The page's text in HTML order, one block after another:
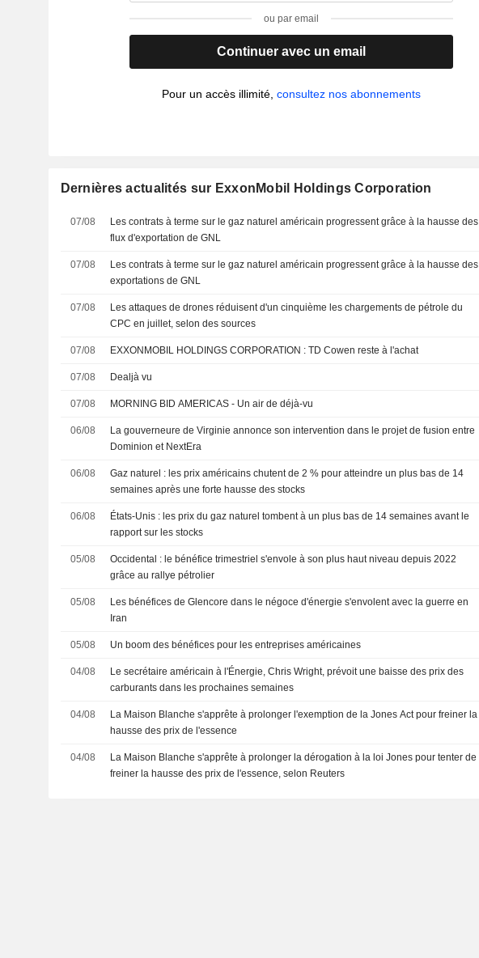
ou par email
Continuer avec un email
Pour un accès illimité,consultez nos abonnements
Dernières actualités sur ExxonMobil Holdings Corporation
07/08
Les contrats à terme sur le gaz naturel américain progressent grâce à la hausse des
flux d'exportation de GNL
07/08
Les contrats à terme sur le gaz naturel américain progressent grâce à la hausse des
exportations de GNL
07/08
Les attaques de drones réduisent d'un cinquième les chargements de pétrole du
CPC en juillet, selon des sources
07/08 EXXONMOBIL HOLDINGS CORPORATION : TD Cowen reste à l'achat
07/08 Dealjà vu
07/08 MORNING BID AMERICAS - Un air de déjà-vu
06/08
La gouverneure de Virginie annonce son intervention dans le projet de fusion entre
Dominion et NextEra
06/08
Gaz naturel : les prix américains chutent de 2 % pour atteindre un plus bas de 14
semaines après une forte hausse des stocks
06/08
États-Unis : les prix du gaz naturel tombent à un plus bas de 14 semaines avant le
rapport sur les stocks
05/08
Occidental : le bénéfice trimestriel s'envole à son plus haut niveau depuis 2022
grâce au rallye pétrolier
05/08
Les bénéfices de Glencore dans le négoce d'énergie s'envolent avec la guerre en
Iran
05/08 Un boom des bénéfices pour les entreprises américaines
04/08
Le secrétaire américain à l'Énergie, Chris Wright, prévoit une baisse des prix des
carburants dans les prochaines semaines
04/08
La Maison Blanche s'apprête à prolonger l'exemption de la Jones Act pour freiner la
hausse des prix de l'essence
04/08
La Maison Blanche s'apprête à prolonger la dérogation à la loi Jones pour tenter de
freiner la hausse des prix de l'essence, selon Reuters